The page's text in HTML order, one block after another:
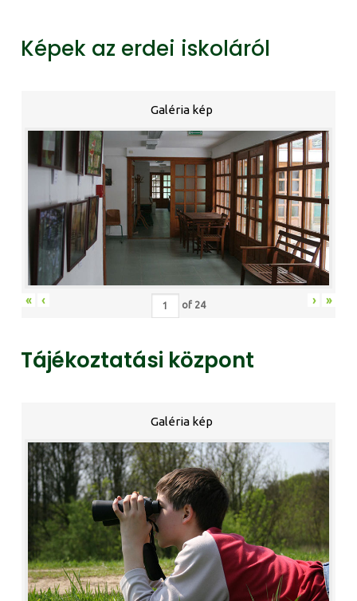
Képek az erdei iskoláról
Galéria kép
« ‹ of 24 › »
Tájékoztatási központ
Galéria kép